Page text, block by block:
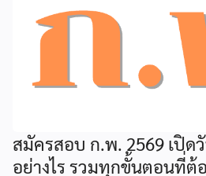
สมัครสอบ ก.พ. 2569 เปิด
อย่างไร รวมทุกขั้นตอนที่ต้